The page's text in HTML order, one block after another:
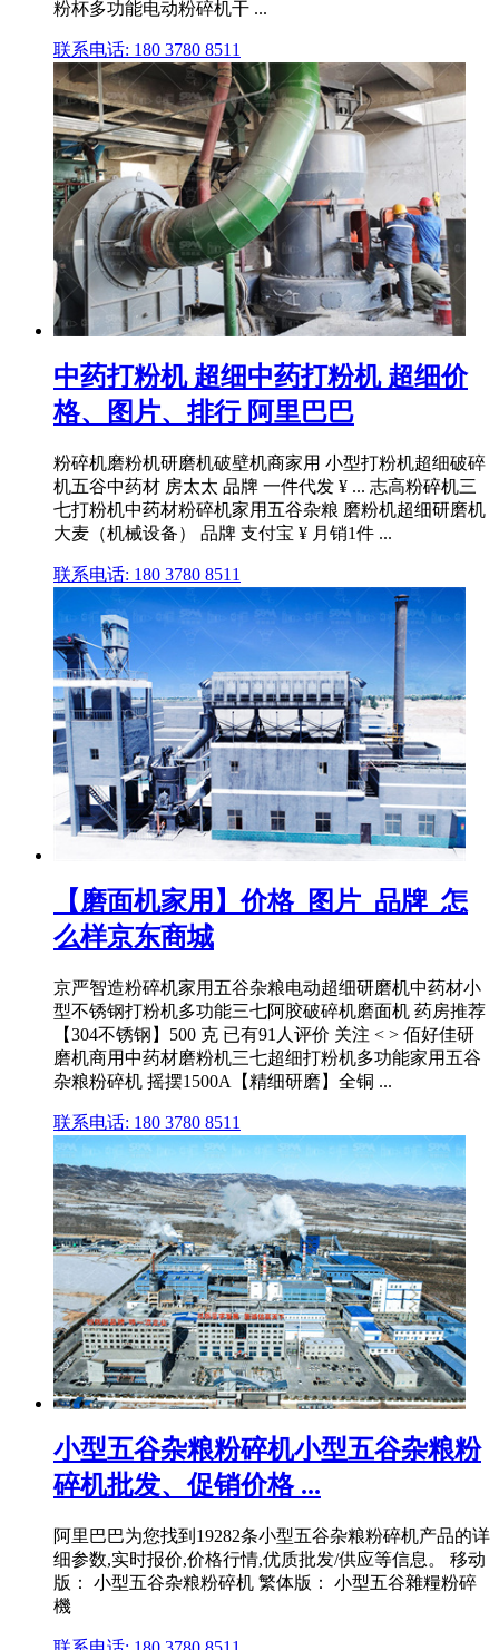
粉杯多功能电动粉碎机干 ...
联系电话: 180 3780 8511
中药打粉机 超细中药打粉机 超细价
格、图片、排行 阿里巴巴
粉碎机磨粉机研磨机破壁机商家用 小型打粉机超细破碎
机五谷中药材 房太太 品牌 一件代发 ¥ ... 志高粉碎机三
七打粉机中药材粉碎机家用五谷杂粮 磨粉机超细研磨机
大麦（机械设备） 品牌 支付宝 ¥ 月销1件 ...
联系电话: 180 3780 8511
【磨面机家用】价格_图片_品牌_怎
么样京东商城
京严智造粉碎机家用五谷杂粮电动超细研磨机中药材小
型不锈钢打粉机多功能三七阿胶破碎机磨面机 药房推荐
【304不锈钢】500 克 已有91人评价 关注 < > 佰好佳研
磨机商用中药材磨粉机三七超细打粉机多功能家用五谷
杂粮粉碎机 摇摆1500A【精细研磨】全铜 ...
联系电话: 180 3780 8511
小型五谷杂粮粉碎机小型五谷杂粮粉
碎机批发、促销价格 ...
阿里巴巴为您找到19282条小型五谷杂粮粉碎机产品的详
细参数,实时报价,价格行情,优质批发/供应等信息。 移动
版： 小型五谷杂粮粉碎机 繁体版： 小型五谷雜糧粉碎
機